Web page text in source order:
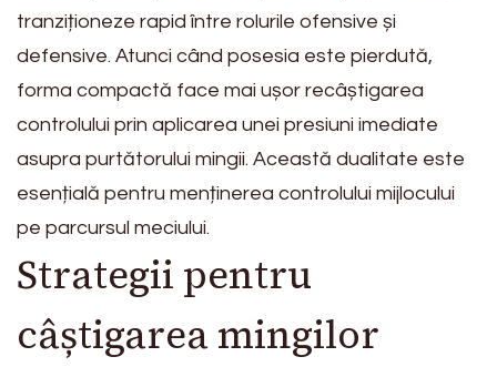
tranziționeze rapid între rolurile ofensive și
defensive. Atunci când posesia este pierdută,
forma compactă face mai ușor recâștigarea
controlului prin aplicarea unei presiuni imediate
asupra purtătorului mingii. Această dualitate este
esențială pentru menținerea controlului mijlocului
pe parcursul meciului.
Strategii pentru
câștigarea mingilor